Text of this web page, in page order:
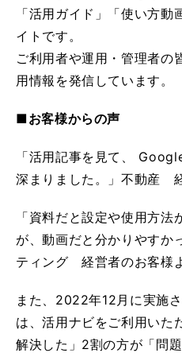
「活用ガイド」「使い方
イトです。
ご利用者や運用・管理者の
用情報を発信しています。
■お客様からの声
「活用記事を見て、
深まりました。」不動産
「資料だと設定や使用方
が、動画だと分かりやすか
ティング 経営者のお客様
また、2022年12月に実施
は、活用ナビをご利用いた
解決した」2割の方が「問